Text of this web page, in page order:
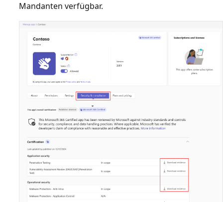
Mandanten verfügbar.